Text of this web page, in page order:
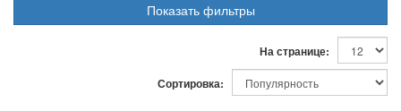
Показать фильтры
На странице:
Сортировка: